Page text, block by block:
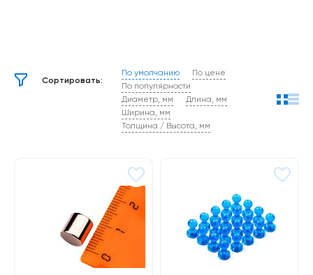
Сортировать:
По умолчанию
По цене
По популярности
Диаметр, мм
Длина, мм
Ширина, мм
Толщина / Высота, мм